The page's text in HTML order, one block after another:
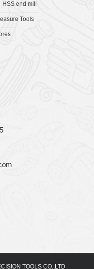
HSS end mill
Tools
TOOLS CO.,LTD